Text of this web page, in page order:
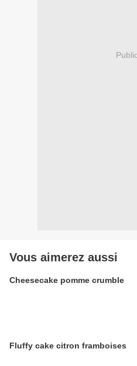
Vous aimerez aussi
Cheesecake pomme crumble
Fluffy cake citron framboises